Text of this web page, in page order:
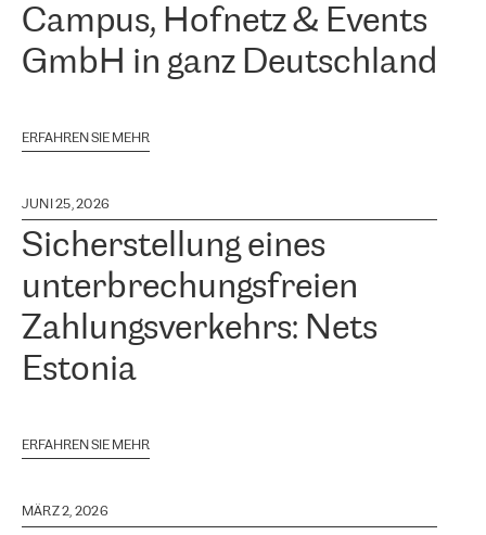
Campus, Hofnetz & Events
GmbH in ganz Deutschland
ERFAHREN SIE MEHR
JUNI 25, 2026
Sicherstellung eines
unterbrechungsfreien
Zahlungsverkehrs: Nets
Estonia
ERFAHREN SIE MEHR
MÄRZ 2, 2026